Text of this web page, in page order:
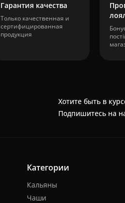
Гарантия качества
Только качественная и
сертифицированная
продукция
Хотите быть в
Подпишитесь на
Категории
Кальяны
Чаши